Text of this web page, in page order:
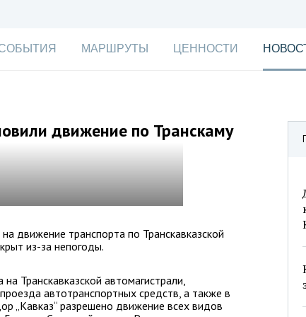
МАРШРУТЫ ЦЕННОСТИ
движение по Транскаму
движение транспорта по Транскавказской
из-за непогоды.
Транскавказской автомагистрали,
автотранспортных средств, а также в
„Кавказ“ разрешено движение всех видов